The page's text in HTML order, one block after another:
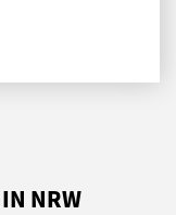
NRW